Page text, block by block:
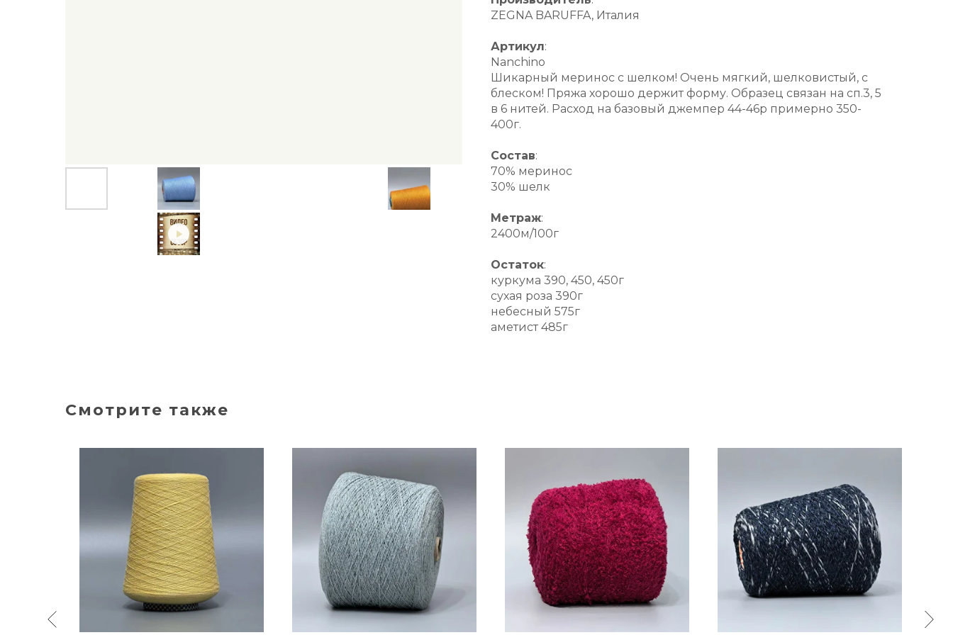
ZEGNA BARUFFA, Италия
Артикул:
Nanchino
Шикарный меринос с шелком! Очень мягкий, шелковистый, с
блеском! Пряжа хорошо держит форму. Образец связан на сп.3, 5
в 6 нитей. Расход на базовый джемпер 44-46р примерно 350-
400г.
Состав:
70% меринос
30% шелк
Метраж:
2400м/100г
Остаток:
куркума 390, 450, 450г
сухая роза 390г
небесный 575г
аметист 485г
Смотрите также